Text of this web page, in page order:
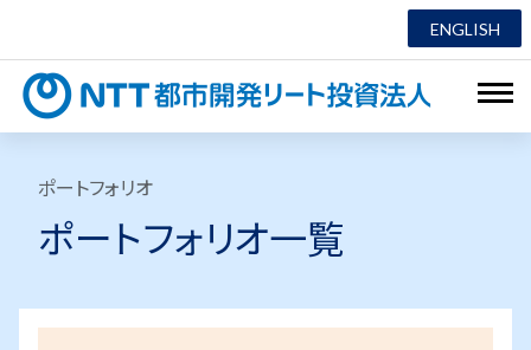
ENGLISH
ポートフォリオ
ポートフォリオ一覧